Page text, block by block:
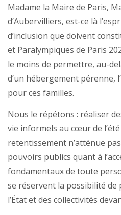
Madame la Maire de Paris,
d’Aubervilliers, est-ce là
d’inclusion que doivent
et Paralympiques de Paris
le moins de permettre, au-
d’un hébergement pérenne,
pour ces familles.
Nous le répétons : réaliser
vie informels au cœur de
retentissement n’atténue
pouvoirs publics quant à
fondamentaux de toute
se réservent la possibilité de
l’État et des collectivités